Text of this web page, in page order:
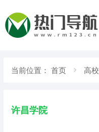
当前位置： 首页 高校
许昌学院